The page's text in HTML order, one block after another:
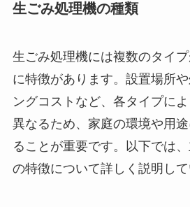
生ごみ処理機の種類
生ごみ処理機には複数のタイ
に特徴があります。設置場所
ングコストなど、各タイプに
異なるため、家庭の環境や用
ることが重要です。以下では
の特徴について詳しく説明して